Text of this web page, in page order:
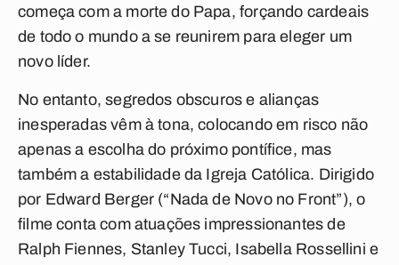
começa com a morte do Papa, forçando cardeais
de todo o mundo a se reunirem para eleger um
novo líder.
No entanto, segredos obscuros e alianças
inesperadas vêm à tona, colocando em risco não
apenas a escolha do próximo pontífice, mas
também a estabilidade da Igreja Católica. Dirigido
por Edward Berger (“Nada de Novo no Front”), o
filme conta com atuações impressionantes de
Ralph Fiennes, Stanley Tucci, Isabella Rossellini e